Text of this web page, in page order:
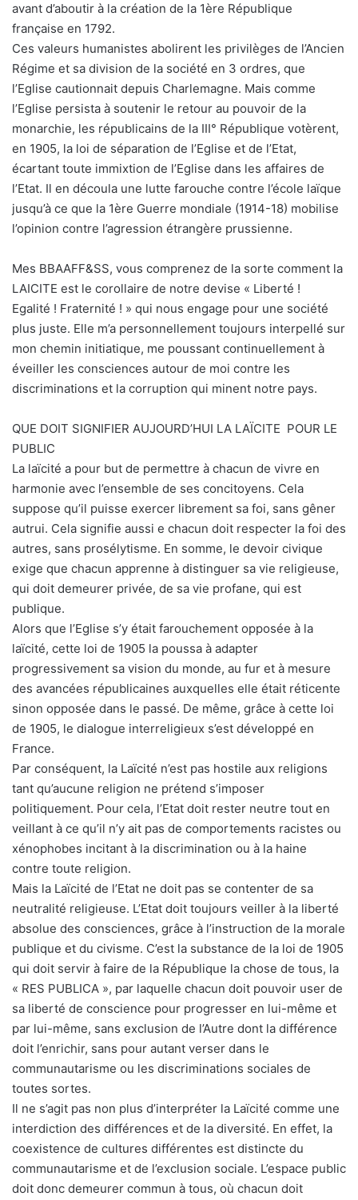
avant d’aboutir à la création de la 1ère République
française en 1792.
Ces valeurs humanistes abolirent les privilèges de l’Ancien
Régime et sa division de la société en 3 ordres, que
l’Eglise cautionnait depuis Charlemagne. Mais comme
l’Eglise persista à soutenir le retour au pouvoir de la
monarchie, les républicains de la III° République votèrent,
en 1905, la loi de séparation de l’Eglise et de l’Etat,
écartant toute immixtion de l’Eglise dans les affaires de
l’Etat. Il en découla une lutte farouche contre l’école laïque
jusqu’à ce que la 1ère Guerre mondiale (1914-18) mobilise
l’opinion contre l’agression étrangère prussienne.
Mes BBAAFF&SS, vous comprenez de la sorte comment la
LAICITE est le corollaire de notre devise « Liberté !
Egalité ! Fraternité ! » qui nous engage pour une société
plus juste. Elle m’a personnellement toujours interpellé sur
mon chemin initiatique, me poussant continuellement à
éveiller les consciences autour de moi contre les
discriminations et la corruption qui minent notre pays.
QUE DOIT SIGNIFIER AUJOURD’HUI LA LAÏCITE POUR LE
PUBLIC
La laïcité a pour but de permettre à chacun de vivre en
harmonie avec l’ensemble de ses concitoyens. Cela
suppose qu’il puisse exercer librement sa foi, sans gêner
autrui. Cela signifie aussi e chacun doit respecter la foi des
autres, sans prosélytisme. En somme, le devoir civique
exige que chacun apprenne à distinguer sa vie religieuse,
qui doit demeurer privée, de sa vie profane, qui est
publique.
Alors que l’Eglise s’y était farouchement opposée à la
laïcité, cette loi de 1905 la poussa à adapter
progressivement sa vision du monde, au fur et à mesure
des avancées républicaines auxquelles elle était réticente
sinon opposée dans le passé. De même, grâce à cette loi
de 1905, le dialogue interreligieux s’est développé en
France.
Par conséquent, la Laïcité n’est pas hostile aux religions
tant qu’aucune religion ne prétend s’imposer
politiquement. Pour cela, l’Etat doit rester neutre tout en
veillant à ce qu’il n’y ait pas de comportements racistes ou
xénophobes incitant à la discrimination ou à la haine
contre toute religion.
Mais la Laïcité de l’Etat ne doit pas se contenter de sa
neutralité religieuse. L’Etat doit toujours veiller à la liberté
absolue des consciences, grâce à l’instruction de la morale
publique et du civisme. C’est la substance de la loi de 1905
qui doit servir à faire de la République la chose de tous, la
« RES PUBLICA », par laquelle chacun doit pouvoir user de
sa liberté de conscience pour progresser en lui-même et
par lui-même, sans exclusion de l’Autre dont la différence
doit l’enrichir, sans pour autant verser dans le
communautarisme ou les discriminations sociales de
toutes sortes.
Il ne s’agit pas non plus d’interpréter la Laïcité comme une
interdiction des différences et de la diversité. En effet, la
coexistence de cultures différentes est distincte du
communautarisme et de l’exclusion sociale. L’espace public
doit donc demeurer commun à tous, où chacun doit